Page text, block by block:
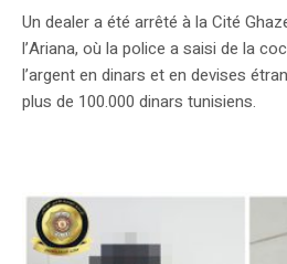
Un dealer a été arrêté à la Cité
l’Ariana, où la police a saisi de la
l’argent en dinars et en devises
plus de 100.000 dinars tunisiens.